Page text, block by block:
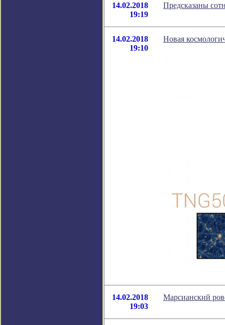
14.02.2018
19:19
Предсказаны
14.02.2018
19:10
Новая
14.02.2018
19:03
Марсианский